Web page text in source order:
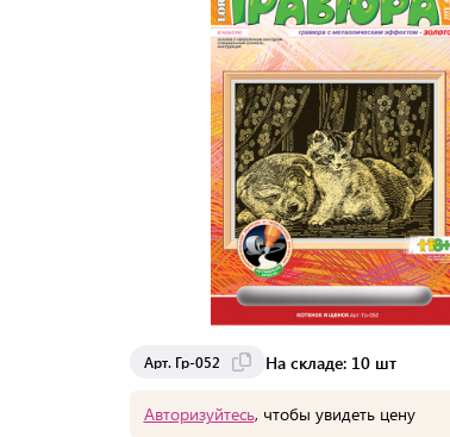
Арт. Гр-052 На складе: 10 шт
Авторизуйтесь, чтобы увидеть цену